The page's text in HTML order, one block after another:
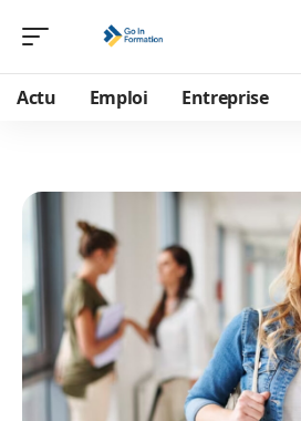
Actu Emploi Entreprise